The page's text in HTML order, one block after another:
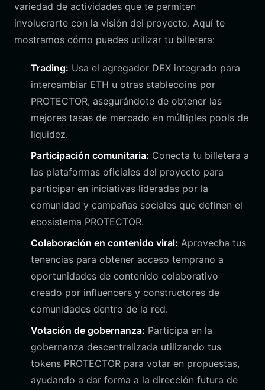
variedad de actividades que te permiten
involucrarte con la visión del proyecto. Aquí te
mostramos cómo puedes utilizar tu billetera:
Trading: Usa el agregador DEX integrado para
intercambiar ETH u otras stablecoins por
PROTECTOR, asegurándote de obtener las
mejores tasas de mercado en múltiples pools de
liquidez.
Participación comunitaria: Conecta tu billetera a
las plataformas oficiales del proyecto para
participar en iniciativas lideradas por la
comunidad y campañas sociales que definen el
ecosistema PROTECTOR.
Colaboración en contenido viral: Aprovecha tus
tenencias para obtener acceso temprano a
oportunidades de contenido colaborativo
creado por influencers y constructores de
comunidades dentro de la red.
Votación de gobernanza: Participa en la
gobernanza descentralizada utilizando tus
tokens PROTECTOR para votar en propuestas,
ayudando a dar forma a la dirección futura de